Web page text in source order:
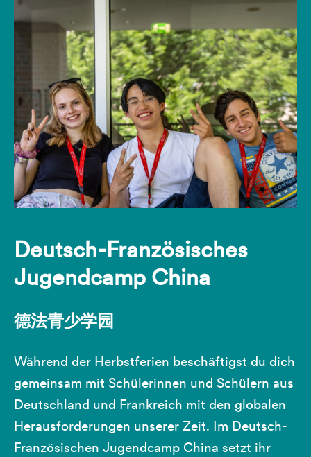
Deutsch-Französisches
Jugendcamp China
德法青少学园
Während der Herbstferien beschäftigst du dich
gemeinsam mit Schülerinnen und Schülern aus
Deutschland und Frankreich mit den globalen
Herausforderungen unserer Zeit. Im Deutsch-
Französischen Jugendcamp China setzt ihr